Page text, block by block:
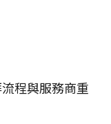
程與服務商重